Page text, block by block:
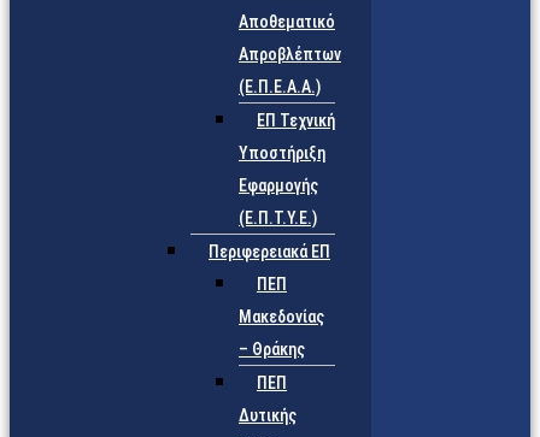
Αποθεματικό
Απροβλέπτων
(Ε.Π.Ε.Α.Α.)
ΕΠ Τεχνική
Υποστήριξη
Εφαρμογής
(Ε.Π.Τ.Υ.Ε.)
Περιφερειακά ΕΠ
ΠΕΠ
Μακεδονίας
– Θράκης
ΠΕΠ
Δυτικής